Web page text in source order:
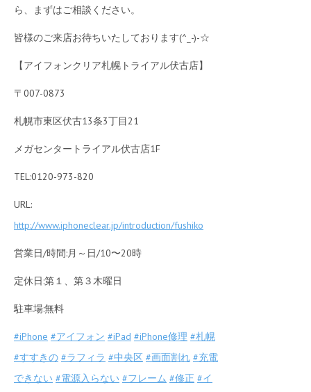
ら、まずはご相談ください。
皆様のご来店お待ちいたしております(^_-)-☆
【アイフォンクリア札幌トライアル伏古店】
〒007-0873
札幌市東区伏古13条3丁目21
メガセンタートライアル伏古店1F
TEL:0120-973-820
URL:
http://www.iphoneclear.jp/introduction/fushiko
営業日/時間:月～日/10〜20時
定休日:第１、第３木曜日
駐車場:無料
‪#‎iPhone‬ ‪#‎アイフォン‬ ‪#‎iPad‬ ‪#‎iPhone修理‬ ‪#‎札幌‬
‪#‎すすきの‬ ‪#‎ラフィラ‬ ‪#‎中央区‬ ‪#‎画面割れ‬ ‪#‎充電
できない‬ ‪#‎電源入らない‬ ‪#‎フレーム‬ ‪#‎修正‬ ‪#‎イ